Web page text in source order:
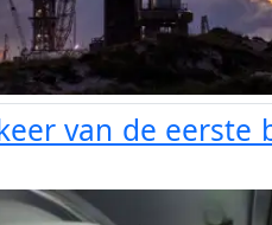
van de eerste